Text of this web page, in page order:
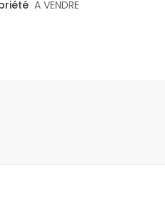
A VENDRE